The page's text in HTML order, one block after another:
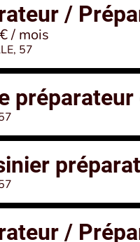
/
/ mois
57
/